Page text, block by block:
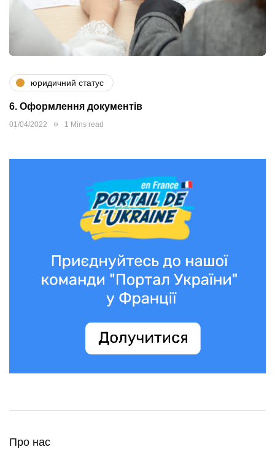
юридичний статус
6. Оформлення документів
01/04/2022 1 Mins read
Про нас